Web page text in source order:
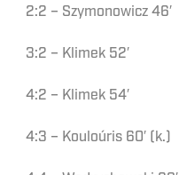
2:2 – Szymonowicz 46′
3:2 – Klimek 52′
4:2 – Klimek 54′
4:3 – Kouloúris 60′ (k.)